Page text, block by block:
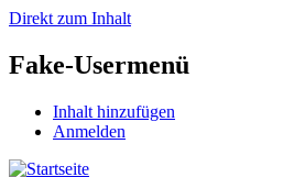
Direkt zum Inhalt
Fake-Usermenü
Inhalt hinzufügen
Anmelden